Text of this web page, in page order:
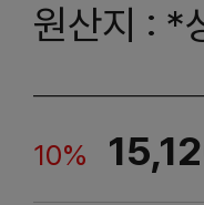
원산지 : *
10%